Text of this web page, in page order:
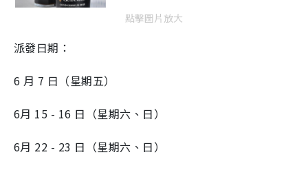
點擊圖片放大
派發日期：
6 月 7 日（星期五）
6月 15 - 16 日（星期六、日）
6月 22 - 23 日（星期六、日）